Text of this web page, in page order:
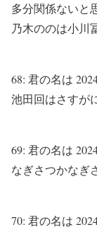
多分関係ないと
乃木ののは小川
68: 君の名は
池田回はさすが
69: 君の名は
なぎさつかなぎ
70: 君の名は